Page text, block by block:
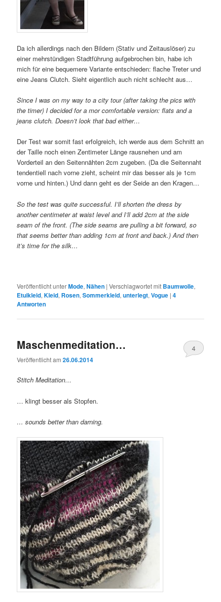
Da ich allerdings nach den Bildern (Stativ und Zeitauslöser) zu
einer mehrstündigen Stadtführung aufgebrochen bin, habe ich
mich für eine bequemere Variante entschieden: flache Treter und
eine Jeans Clutch. Sieht eigentlich auch nicht schlecht aus…
Since I was on my way to a city tour (after taking the pics with
the timer) I decided for a mor comfortable version: flats and a
jeans clutch. Doesn’t look that bad either…
Der Test war somit fast erfolgreich, ich werde aus dem Schnitt an
der Taille noch einen Zentimeter Länge rausnehen und am
Vorderteil an den Seitennähten 2cm zugeben. (Da die Seitennaht
tendentiell nach vorne zieht, scheint mir das besser als je 1cm
vorne und hinten.) Und dann geht es der Seide an den Kragen…
So the test was quite successful. I’ll shorten the dress by
another centimeter at waist level and I’ll add 2cm at the side
seam of the front. (The side seams are pulling a bit forward, so
that seems better than adding 1cm at front and back.) And then
it’s time for the silk…
Veröffentlicht unterMode,Nähen |Verschlagwortet mit Baumwolle,
Etuikleid,Kleid, Rosen,Sommerkleid,unterlegt,Vogue |4
Antworten
Maschenmeditation…
Veröffentlicht am26.06.2014
4
Stitch Meditation…
… klingt besser als Stopfen.
… sounds better than darning.